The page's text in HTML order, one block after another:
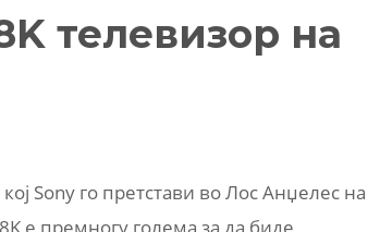
телевизор на
Sony го претстави во Лос Анџелес на